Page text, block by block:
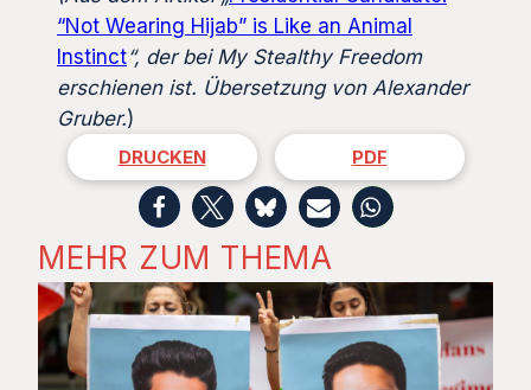
“Not Wearing Hijab” is Like an Animal
Instinct“, der bei My Stealthy Freedom
erschienen ist. Übersetzung von Alexander
Gruber.)
DRUCKEN PDF
MEHR ZUM THEMA